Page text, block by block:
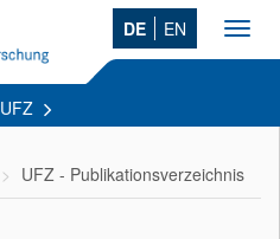
DE EN
UFZ
UFZ - Publikationsverzeichnis